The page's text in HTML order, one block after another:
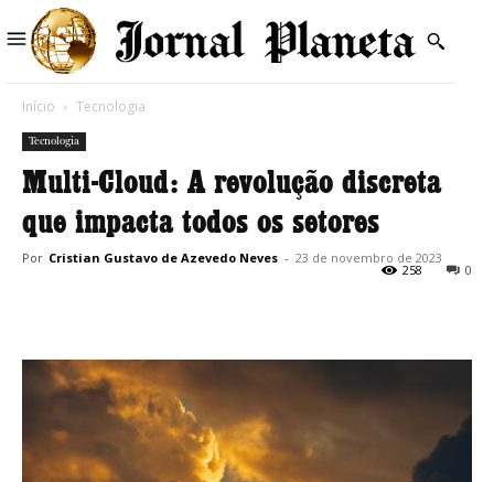
Início Tecnologia
Tecnologia
Multi-Cloud: A revolução discreta
que impacta todos os setores
Por Cristian Gustavo de Azevedo Neves - 23 de novembro de 2023
0
258